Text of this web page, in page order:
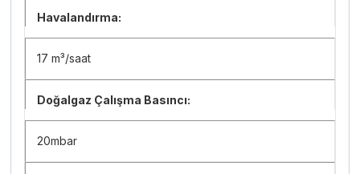
Havalandırma:
17 m³/saat
Doğalgaz Çalışma Basıncı:
20mbar